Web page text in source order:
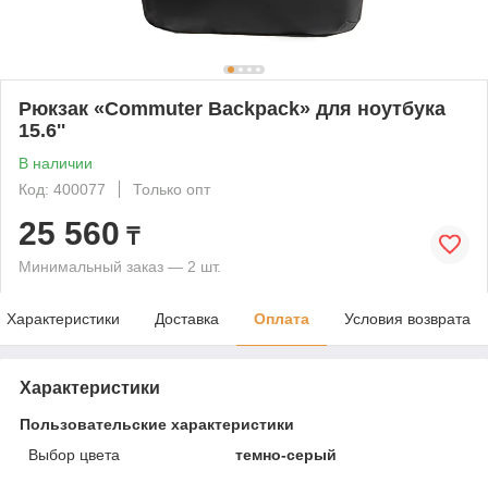
Рюкзак «Commuter Backpack» для ноутбука
15.6''
В наличии
Код: 400077
Только опт
25 560 ₸
Минимальный заказ — 2 шт.
Характеристики Доставка Оплата Условия возврата
Характеристики
Пользовательские характеристики
Выбор цвета
темно-серый